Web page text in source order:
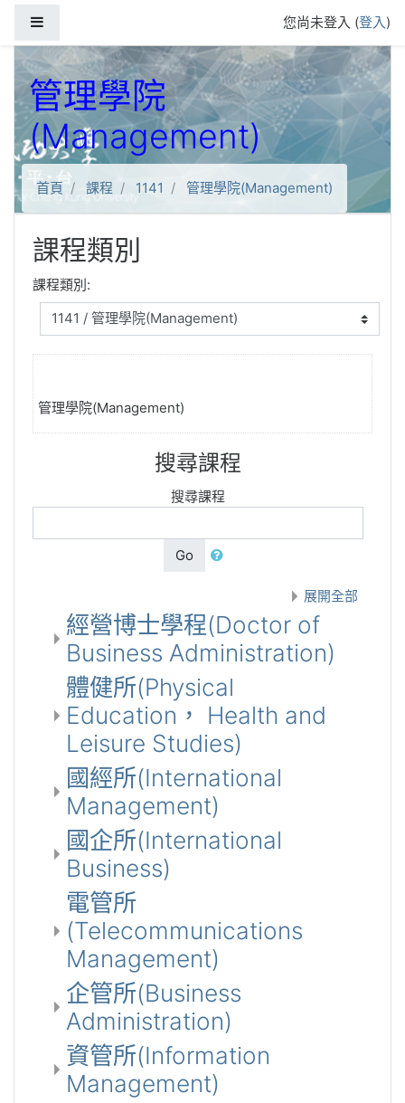
您尚未登入 (登入)
管理學院
(Management)
首頁 課程 1141 管理學院(Management)
課程類別
課程類別:
管理學院(Management)
搜尋課程
搜尋課程
Go
展開全部
經營博士學程(Doctor of
Business Administration)
體健所(Physical
Education， Health and
Leisure Studies)
國經所(International
Management)
國企所(International
Business)
電管所
(Telecommunications
Management)
企管所(Business
Administration)
資管所(Information
Management)